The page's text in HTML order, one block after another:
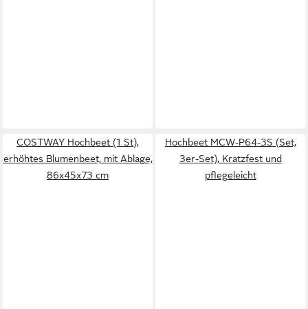
COSTWAY Hochbeet (1 St),
erhöhtes Blumenbeet, mit Ablage,
86x45x73 cm
Hochbeet MCW-P64-3S (Set,
3er-Set), Kratzfest und
pflegeleicht